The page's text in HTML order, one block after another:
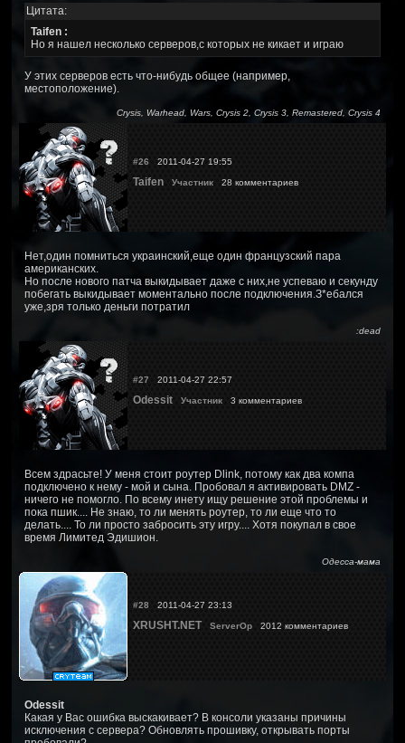
Цитата:
Taifen :
Но я нашел несколько серверов,с которых не кикает и играю
У этих серверов есть что-нибудь общее (например,
местоположение).
Crysis, Warhead, Wars, Crysis 2, Crysis 3, Remastered, Crysis 4
#26 2011-04-27 19:55
Taifen Участник 28 комментариев
Нет,один помниться украинский,еще один французский пара
американских.
Но после нового патча выкидывает даже с них,не успеваю и секунду
побегать выкидывает моментально после подключения.З*ебался
уже,зря только деньги потратил
:dead
#27 2011-04-27 22:57
Odessit Участник 3 комментариев
Всем здрасьте! У меня стоит роутер Dlink, потому как два компа
подключено к нему - мой и сына. Пробовал я активировать DMZ -
ничего не помогло. По всему инету ищу решение этой проблемы и
пока пшик.... Не знаю, то ли менять роутер, то ли еще что то
делать.... То ли просто забросить эту игру.... Хотя покупал в свое
время Лимитед Эдишион.
Одесса-мама
#28 2011-04-27 23:13
XRUSHT.NET ServerOp 2012 комментариев
Odessit
Какая у Вас ошибка выскакивает? В консоли указаны причины
исключения с сервера? Обновлять прошивку, открывать порты